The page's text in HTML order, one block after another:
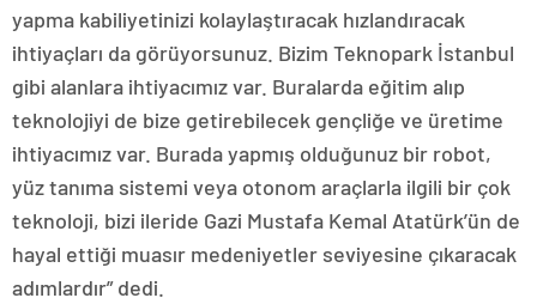
yapma kabiliyetinizi kolaylaştıracak hızlandıracak
ihtiyaçları da görüyorsunuz. Bizim Teknopark İstanbul
gibi alanlara ihtiyacımız var. Buralarda eğitim alıp
teknolojiyi de bize getirebilecek gençliğe ve üretime
ihtiyacımız var. Burada yapmış olduğunuz bir robot,
yüz tanıma sistemi veya otonom araçlarla ilgili bir çok
teknoloji, bizi ileride Gazi Mustafa Kemal Atatürk’ün de
hayal ettiği muasır medeniyetler seviyesine çıkaracak
adımlardır” dedi.